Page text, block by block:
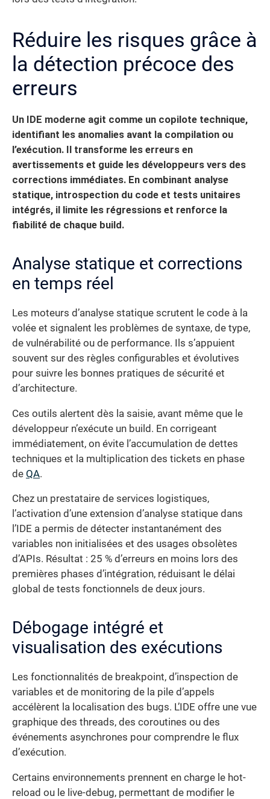
Réduire les risques grâce à
la détection précoce des
erreurs
Un IDE moderne agit comme un copilote technique,
identifiant les anomalies avant la compilation ou
l’exécution. Il transforme les erreurs en
avertissements et guide les développeurs vers des
corrections immédiates. En combinant analyse
statique, introspection du code et tests unitaires
intégrés, il limite les régressions et renforce la
fiabilité de chaque build.
Analyse statique et corrections
en temps réel
Les moteurs d’analyse statique scrutent le code à la
volée et signalent les problèmes de syntaxe, de type,
de vulnérabilité ou de performance. Ils s’appuient
souvent sur des règles configurables et évolutives
pour suivre les bonnes pratiques de sécurité et
d’architecture.
Ces outils alertent dès la saisie, avant même que le
développeur n’exécute un build. En corrigeant
immédiatement, on évite l’accumulation de dettes
techniques et la multiplication des tickets en phase
de QA.
Chez un prestataire de services logistiques,
l’activation d’une extension d’analyse statique dans
l’IDE a permis de détecter instantanément des
variables non initialisées et des usages obsolètes
d’APIs. Résultat : 25 % d’erreurs en moins lors des
premières phases d’intégration, réduisant le délai
global de tests fonctionnels de deux jours.
Débogage intégré et
visualisation des exécutions
Les fonctionnalités de breakpoint, d’inspection de
variables et de monitoring de la pile d’appels
accélèrent la localisation des bugs. L’IDE offre une vue
graphique des threads, des coroutines ou des
événements asynchrones pour comprendre le flux
d’exécution.
Certains environnements prennent en charge le hot-
reload ou le live-debug, permettant de modifier le